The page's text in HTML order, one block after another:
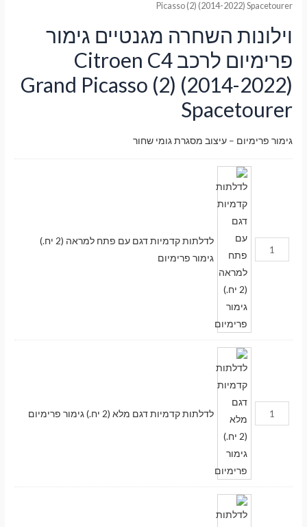
Picasso (2) (2014-2022) Spacetourer
וילונות השחרה מגנטיים גימור
פרימיום לרכב Citroen C4
Grand Picasso (2) (2014-2022)
Spacetourer
גימור פרימיום – עיצוב מסגרת גומי שחור
לדלתות קדמיות דגם עם פתח למראה (2 יח.)
גימור פרימיום
לדלתות קדמיות דגם מלא (2 יח.) גימור פרימיום